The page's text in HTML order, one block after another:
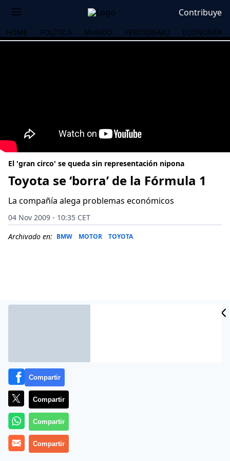
Contribuye
HOME POLÍTICA MUNDO PERIODISMO ECONOMÍA
El 'gran circo' se queda sin representación nipona
Toyota se ‘borra’ de la Fórmula 1
La compañía alega problemas económicos
04 Nov 2009 - 10:35 CET
Archivado en: BMW MOTOR TOYOTA
Más información
Compartir
Compartir
Compartir
Compartir